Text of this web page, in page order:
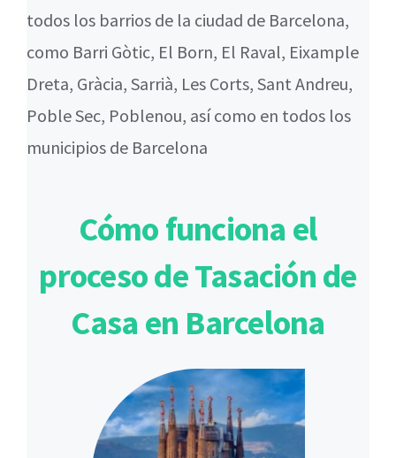
todos los barrios de la ciudad de Barcelona,
como Barri Gòtic, El Born, El Raval, Eixample
Dreta, Gràcia, Sarrià, Les Corts, Sant Andreu,
Poble Sec, Poblenou, así como en todos los
municipios de Barcelona
Cómo funciona el
proceso de Tasación de
Casa en Barcelona